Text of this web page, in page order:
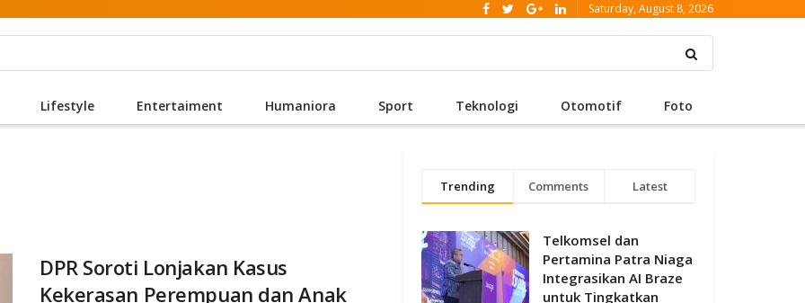
Saturday, August 8, 2026
Lifestyle Entertaiment Humaniora Sport Teknologi Otomotif Foto
DPR Soroti Lonjakan Kasus
Kekerasan Perempuan dan Anak
Trending Comments Latest
Telkomsel dan
Pertamina Patra Niaga
Integrasikan AI Braze
untuk Tingkatkan